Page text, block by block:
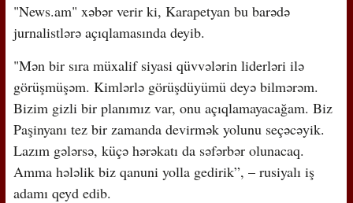
"News.am" xəbər verir ki, Karapetyan bu barədə
jurnalistlərə açıqlamasında deyib.
"Mən bir sıra müxalif siyasi qüvvələrin liderləri ilə
görüşmüşəm. Kimlərlə görüşdüyümü deyə bilmərəm.
Bizim gizli bir planımız var, onu açıqlamayacağam. Biz
Paşinyanı tez bir zamanda devirmək yolunu seçəcəyik.
Lazım gələrsə, küçə hərəkatı da səfərbər olunacaq.
Amma hələlik biz qanuni yolla gedirik”, – rusiyalı iş
adamı qeyd edib.